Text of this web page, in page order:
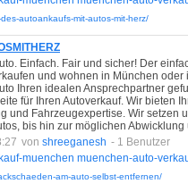
autoankaufs-mit-autos-mit-herz/
Einfach. Fair und sicher! Der
und wohnen in München
Ihren idealen Ansprechpartner
für Ihren Autoverkauf. Wir bieten
und Fahrzeugexpertise. Wir setzen
bis hin zur möglichen Abwicklung
von shreeganesh - 1 Benutzer
muenchen muenchen-auto-
am-auto-selbst-entfernen/